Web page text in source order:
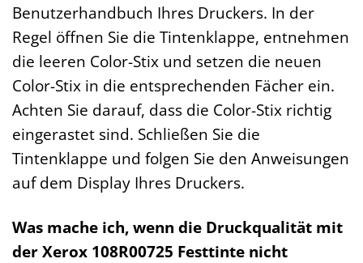
Benutzerhandbuch Ihres Druckers. In der
Regel öffnen Sie die Tintenklappe, entnehmen
die leeren Color-Stix und setzen die neuen
Color-Stix in die entsprechenden Fächer ein.
Achten Sie darauf, dass die Color-Stix richtig
eingerastet sind. Schließen Sie die
Tintenklappe und folgen Sie den Anweisungen
auf dem Display Ihres Druckers.
Was mache ich, wenn die Druckqualität mit
der Xerox 108R00725 Festtinte nicht